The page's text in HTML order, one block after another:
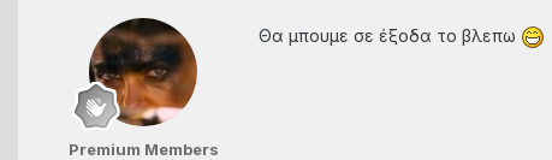
Premium Members
Θα μπουμε σε έξοδα το βλεπω